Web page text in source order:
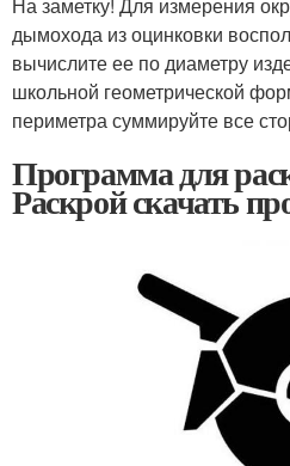
На заметку! Для измерения
дымохода из оцинковки
вычислите ее по диаметру
школьной геометрической
периметра суммируйте все
Программа для
Раскрой скачать